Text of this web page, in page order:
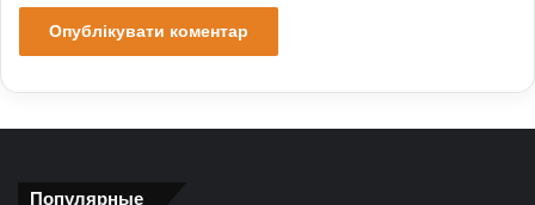
Популярные